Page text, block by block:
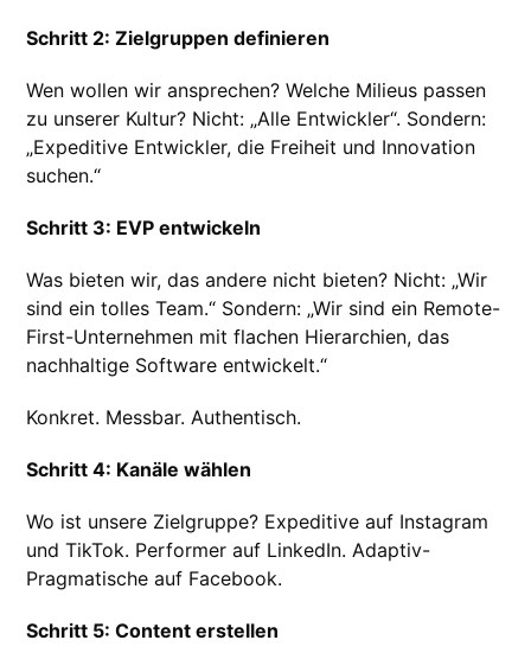
Schritt 2: Zielgruppen definieren
Wen wollen wir ansprechen? Welche Milieus passen
zu unserer Kultur? Nicht: „Alle Entwickler“. Sondern:
„Expeditive Entwickler, die Freiheit und Innovation
suchen.“
Schritt 3: EVP entwickeln
Was bieten wir, das andere nicht bieten? Nicht: „Wir
sind ein tolles Team.“ Sondern: „Wir sind ein Remote-
First-Unternehmen mit flachen Hierarchien, das
nachhaltige Software entwickelt.“
Konkret. Messbar. Authentisch.
Schritt 4: Kanäle wählen
Wo ist unsere Zielgruppe? Expeditive auf Instagram
und TikTok. Performer auf LinkedIn. Adaptiv-
Pragmatische auf Facebook.
Schritt 5: Content erstellen